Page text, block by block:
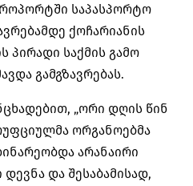
საპასპორტო
ქოჩარიანის
პირადი საქმის გამო
გამგზავრებას.
„ორი დღის წინ
ორგანოებმა
არანაირი
და შესაბამისად,